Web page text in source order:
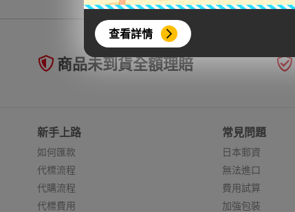
查看詳情
商品未到貨全額理賠
新手上路
如何匯款
代標流程
代購流程
代標費用
常見問題
日本郵資
無法進口
費用試算
加強包裝